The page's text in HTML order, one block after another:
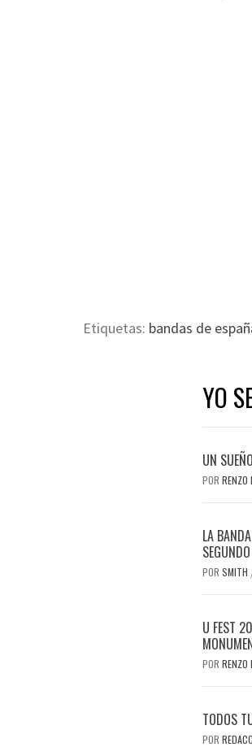
Etiquetas: bandas de
YO
UN
POR RENZO
LA
POR SMITH
U FEST
POR RENZO
TODOS
POR